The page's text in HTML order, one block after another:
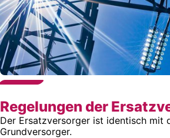
Regelungen der
Der Ersatzversorger ist identisch mit
Grundversorger.